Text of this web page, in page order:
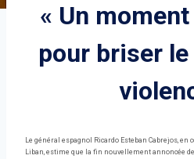
« Un
pour briser
Le général espagnol Ricardo Esteban Cabrejos, en
Liban, estime que la fin nouvellement annoncée